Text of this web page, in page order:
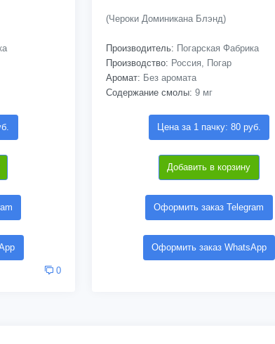
0
(Чероки Доминикана Блэнд)
Производитель: Погарская Фабрика
Производство: Россия, Погар
Аромат: Без аромата
Содержание смолы: 9 мг
Цена за 1 пачку: 80 руб.
Добавить в корзину
Оформить заказ Telegram
Оформить заказ WhatsApp